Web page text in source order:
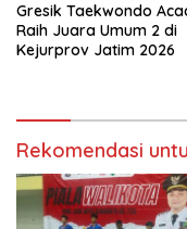
Gresik Taekwondo
Raih Juara Umum 2 di
Kejurprov Jatim 2026
Rekomendasi